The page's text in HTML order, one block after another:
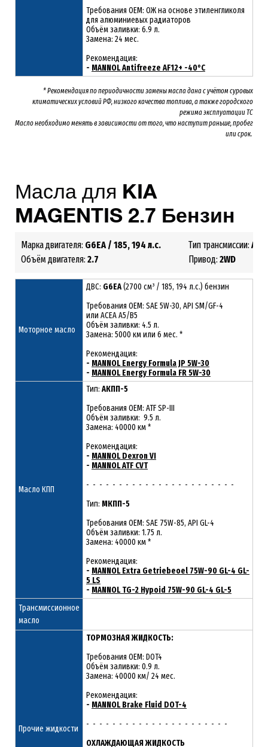
Требования OEM: ОЖ на основе этиленгликоля
для алюминиевых радиаторов
Объём заливки: 6.9 л.
Замена: 24 мес.
Рекомендация:
- MANNOL Antifreeze AF12+ -40°C
* Рекомендация по периодичности замены масла дана с учётом суровых
климатических условий РФ, низкого качества топлива, а также городского
режима эксплуатации ТС
Масло необходимо менятьв зависимости от того, что наступит раньше, пробег
или срок.
Масла для KIA
MAGENTIS 2.7 Бензин
Марка двигателя: G6EA/ 185, 194 л.с.
Объём двигателя: 2.7
Тип трансмиссии:
Привод: 2WD
Моторное масло
ДВС: G6EA(2700 см³ / 185, 194 л.с.) бензин
Требования ОЕМ: SAE 5W-30, API SM/GF-4
или ACEA A5/B5
Объём заливки: 4.5 л.
Замена: 5000 км или 6 мес. *
Рекомендация:
- MANNOL Energy Formula JP 5W-30
- MANNOL Energy Formula FR 5W-30
Масло КПП
Тип: АКПП-5
Требования OEM: ATF SP-III
Объём заливки: 9.5 л.
Замена: 40000 км *
Рекомендация:
- MANNOL Dexron VI
- MANNOL ATF CVT
- - - - - - - - - - - - - - - - - - - - - - -
Тип: МКПП-5
Требования OEM: SAE 75W-85, API GL-4
Объём заливки: 1.75 л.
Замена: 40000 км *
Рекомендация:
- MANNOL Extra Getriebeoel 75W-90 GL-4 GL-
5 LS
- MANNOL TG-2 Hypoid 75W-90 GL-4 GL-5
Трансмиссионное
масло
Прочие жидкости
ТОРМОЗНАЯ ЖИДКОСТЬ:
Требования OEM: DOT4
Объём заливки: 0.9 л.
Замена: 40000 км/ 24 мес.
Рекомендация:
- MANNOL Brake Fluid DOT-4
- - - - - - - - - - - - - - - - - - - - - -
ОХЛАЖДАЮЩАЯ ЖИДКОСТЬ